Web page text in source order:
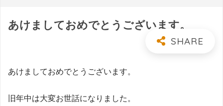
あけましておめでとうございます。
あけましておめでとうございます。
旧年中は大変お世話になりました。